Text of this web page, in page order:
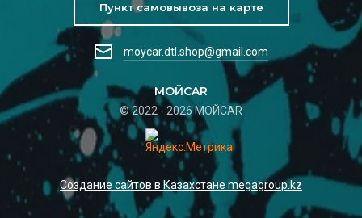
МОЙCAR
© 2022 - 2026 МОЙCAR
Пункт самовывоза на карте
moycar.dtl.shop@gmail.com
Создание сайтов в Казахстане megagroup.kz